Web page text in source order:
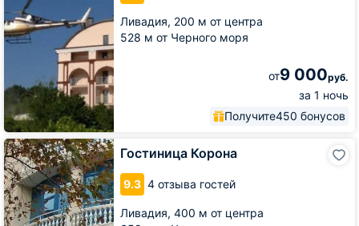
Ливадия, 200 м от центра
528 м от Черного моря
от9 000руб.
за 1 ночь
Получите450 бонусов
Гостиница Корона
9.3 4 отзыва гостей
Ливадия, 400 м от центра
Гостиница
Корона